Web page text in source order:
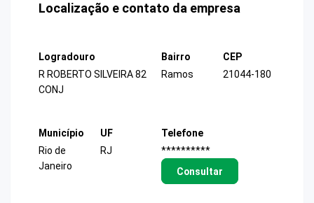
Localização e contato da empresa
Logradouro
R ROBERTO SILVEIRA 82
CONJ
Bairro
Ramos
CEP
21044-180
Município
Rio de
Janeiro
UF
RJ
Telefone
**********
Consultar